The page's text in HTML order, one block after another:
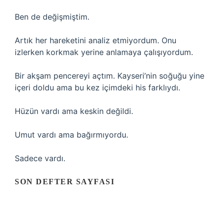
Ben de değişmiştim.
Artık her hareketini analiz etmiyordum. Onu
izlerken korkmak yerine anlamaya çalışıyordum.
Bir akşam pencereyi açtım. Kayseri’nin soğuğu yine
içeri doldu ama bu kez içimdeki his farklıydı.
Hüzün vardı ama keskin değildi.
Umut vardı ama bağırmıyordu.
Sadece vardı.
SON DEFTER SAYFASI